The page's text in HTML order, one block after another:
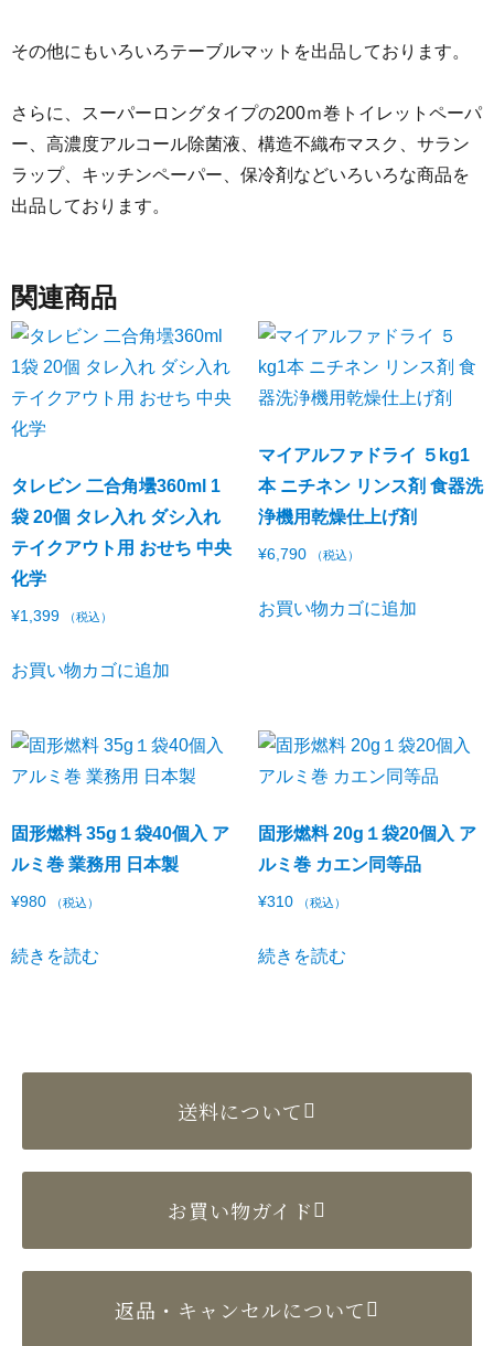
その他にもいろいろテーブルマットを出品しております。
さらに、スーパーロングタイプの200ｍ巻トイレットペーパ
ー、高濃度アルコール除菌液、構造不織布マスク、サラン
ラップ、キッチンペーパー、保冷剤などいろいろな商品を
出品しております。
関連商品
タレビン 二合角壜360ml 1
袋 20個 タレ入れ ダシ入れ
テイクアウト用 おせち 中央
化学
¥1,399 （税込）
お買い物カゴに追加
マイアルファドライ ５kg1
本 ニチネン リンス剤 食器洗
浄機用乾燥仕上げ剤
¥6,790 （税込）
お買い物カゴに追加
固形燃料 35g１袋40個入 ア
ルミ巻 業務用 日本製
¥980 （税込）
続きを読む
固形燃料 20g１袋20個入 ア
ルミ巻 カエン同等品
¥310 （税込）
続きを読む
送料について
お買い物ガイド
返品・キャンセルについて